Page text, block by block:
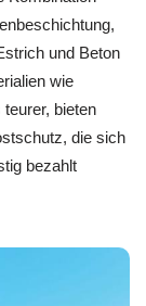
und Beton
wie
bieten
die sich
bezahlt